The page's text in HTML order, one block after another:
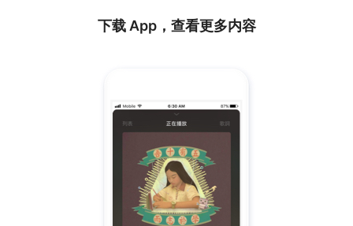
下载 App，查看更多内容